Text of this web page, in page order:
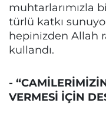
muhtarlarımızla
türlü katkı
hepinizden Allah
kullandı.
-
VERMESİ İÇİN